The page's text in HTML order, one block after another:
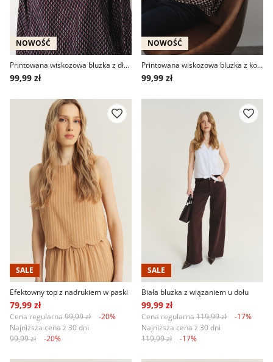
NOWOŚĆ
Printowana wiskozowa bluzka z długim rękawem
99,99 zł
NOWOŚĆ
Printowana wiskozowa bluzka z kołnierzykiem
99,99 zł
SALE
Efektowny top z nadrukiem w paski
79,99 zł
Cena regularna 99,99 zł
-20%
Najniższa cena z 30 dni
99,99 zł
-20%
SALE
Biała bluzka z wiązaniem u dołu
99,99 zł
Cena regularna 119,99 zł
-17%
Najniższa cena z 30 dni
119,99 zł
-17%